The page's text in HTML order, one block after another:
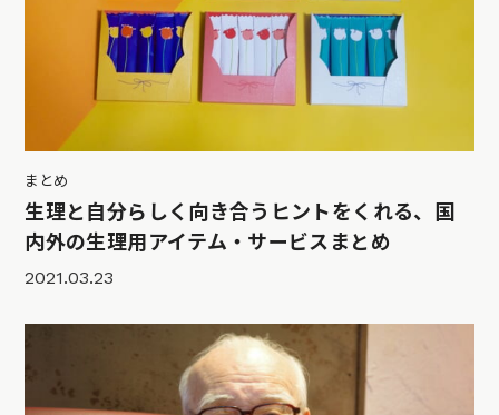
まとめ
生理と自分らしく向き合うヒントをくれる、国
内外の生理用アイテム・サービスまとめ
2021.03.23